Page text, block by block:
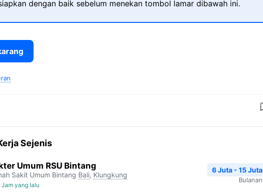
dengan baik sebelum menekan tombol lamar dibawah ini.
Sejenis
Umum RSU Bintang
Sakit Umum Bintang Bali, Klungkung
Jam yang lalu
6 Juta - 15 Juta
Bulanan